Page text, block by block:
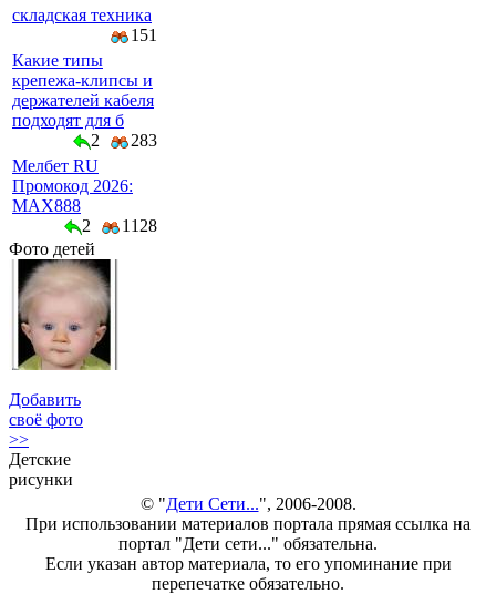
складская техника
151
Какие типы
крепежа-клипсы и
держателей кабеля
подходят для б
2
283
Мелбет RU
Промокод 2026:
MAX888
2
1128
Фото детей
Добавить
своё фото
>>
Детские
рисунки
© "Дети Сети...", 2006-2008.
При использовании материалов портала прямая ссылка на
портал "Дети сети..." обязательна.
Если указан автор материала, то его упоминание при
перепечатке обязательно.